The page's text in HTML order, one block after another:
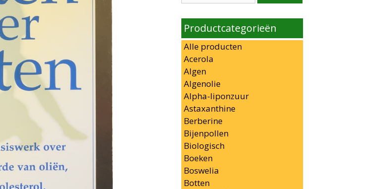
Productcategorieën
Alle producten
Acerola
Algen
Algenolie
Alpha-liponzuur
Astaxanthine
Berberine
Bijenpollen
Biologisch
Boeken
Boswelia
Botten